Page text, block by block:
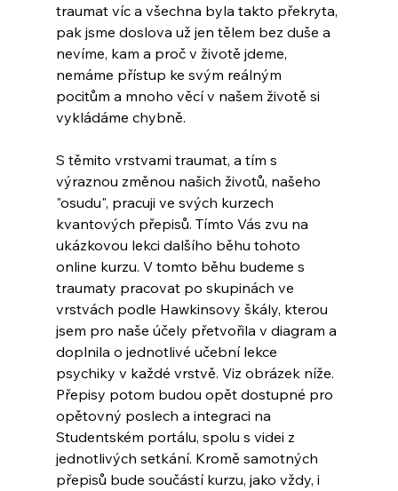
traumat víc a všechna byla takto překryta,
pak jsme doslova už jen tělem bez duše a
nevíme, kam a proč v životě jdeme,
nemáme přístup ke svým reálným
pocitům a mnoho věcí v našem životě si
vykládáme chybně.
S těmito vrstvami traumat, a tím s
výraznou změnou našich životů, našeho
"osudu", pracuji ve svých kurzech
kvantových přepisů. Tímto Vás zvu na
ukázkovou lekci dalšího běhu tohoto
online kurzu. V tomto běhu budeme s
traumaty pracovat po skupinách ve
vrstvách podle Hawkinsovy škály, kterou
jsem pro naše účely přetvořila v diagram a
doplnila o jednotlivé učební lekce
psychiky v každé vrstvě. Viz obrázek níže.
Přepisy potom budou opět dostupné pro
opětovný poslech a integraci na
Studentském portálu, spolu s videi z
jednotlivých setkání. Kromě samotných
přepisů bude součástí kurzu, jako vždy, i